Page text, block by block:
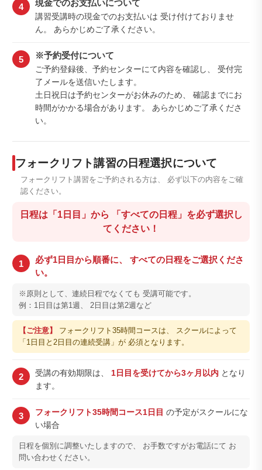
4 現金でのお支払いについて
講習受講時の現金でのお支払いは 受け付けておりませ
ん。 あらかじめご了承ください。
5 ※予約受付について
ご予約登録後、予約センターにて内容を確認し、 受付完
了メールを送信いたします。
土日祝日は予約センターがお休みのため、 確認までにお
時間がかかる場合があります。 あらかじめご了承くださ
い。
フォークリフト講習の日程選択について
フォークリフト講習をご予約される方は、 必ず以下の内容をご確
認ください。
日程は「1日目」から 「すべての日程」を必ず選択し
てください！
1
必ず1日目から順番に、 すべての日程をご選択くださ
い。
※原則として、連続日程でなくても 受講可能です。
例：1日目は第1週、 2日目は第2週など
【ご注意】 フォークリフト35時間コースは、 スクールによって
「1日目と2日目の連続受講」が 必須となります。
2 受講の有効期限は、 1日目を受けてから3ヶ月以内 となり
ます。
3 フォークリフト35時間コース1日目 の予定がスクールにな
い場合
日程を個別に調整いたしますので、 お手数ですがお電話にて お
問い合わせください。